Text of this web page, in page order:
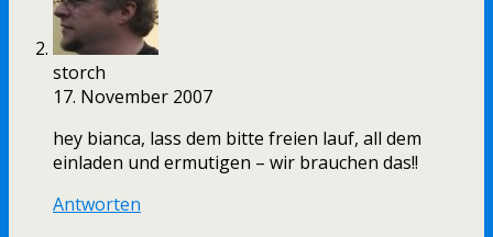
storch
17. November 2007
hey bianca, lass dem bitte freien lauf, all dem
einladen und ermutigen – wir brauchen das!!
Antworten